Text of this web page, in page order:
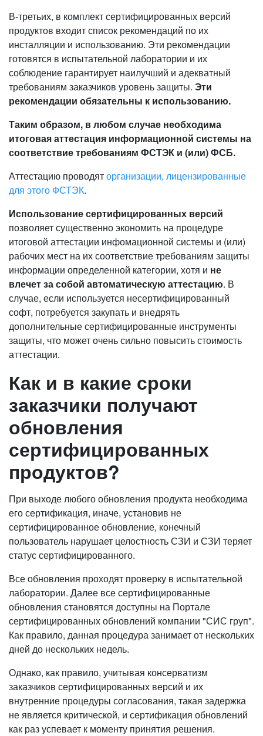
В-третьих, в комплект сертифицированных версий
продуктов входит список рекомендаций по их
инсталляции и использованию. Эти рекомендации
готовятся в испытательной лаборатории и их
соблюдение гарантирует наилучший и адекватный
требованиям заказчиков уровень защиты. Эти
рекомендации обязательны к использованию.
Таким образом, в любом случае необходима
итоговая аттестация информационной системы на
соответствие требованиям ФСТЭК и (или) ФСБ.
Аттестацию проводяторганизации, лицензированные
для этого ФСТЭК.
Использование сертифицированных версий
позволяет существенно экономить на процедуре
итоговой аттестации инфомационной системы и (или)
рабочих мест на их соответствие требованиям защиты
информации определенной категории, хотя и не
влечет за собой автоматическую аттестацию. В
случае, если используется несертифицированный
софт, потребуется закупать и внедрять
дополнительные сертифицированные инструменты
защиты, что может очень сильно повысить стоимость
аттестации.
Как и в какие сроки
заказчики получают
обновления
сертифицированных
продуктов?
При выходе любого обновления продукта необходима
его сертификация, иначе, установив не
сертифицированное обновление, конечный
пользователь нарушает целостность СЗИ и СЗИ теряет
статус сертифицированного.
Все обновления проходят проверку в испытательной
лаборатории. Далее все сертифицированные
обновления становятся доступны на Портале
сертифицированных обновлений компании "СИС груп".
Как правило, данная процедура занимает от нескольких
дней до нескольких недель.
Однако, как правило, учитывая консерватизм
заказчиков сертифицированных версий и их
внутренние процедуры согласования, такая задержка
не является критической, и сертификация обновлений
как раз успевает к моменту принятия решения.